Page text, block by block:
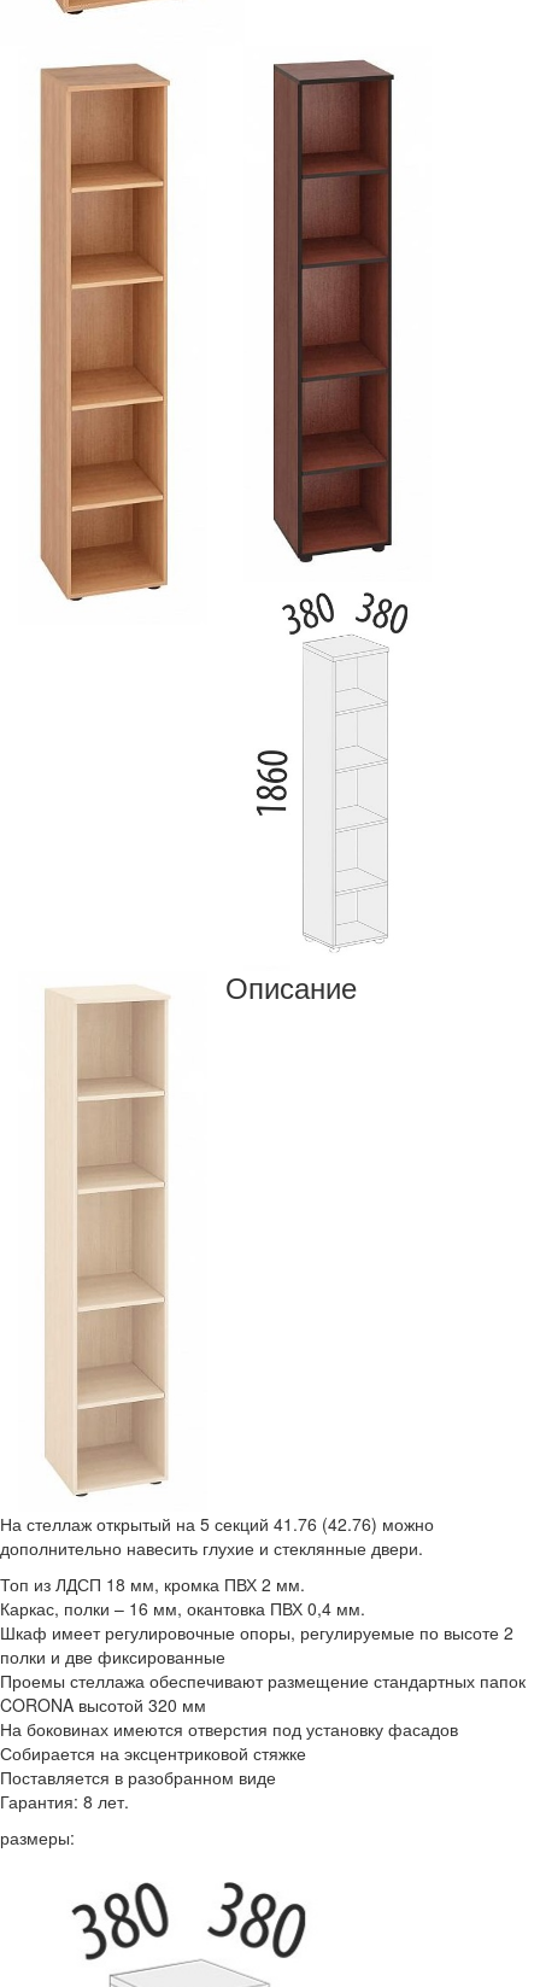
Описание
На стеллаж открытый на 5 секций 41.76 (42.76) можно
дополнительно навесить глухие и стеклянные двери.
Топ из ЛДСП 18 мм, кромка ПВХ 2 мм.
Каркас, полки – 16 мм, окантовка ПВХ 0,4 мм.
Шкаф имеет регулировочные опоры, регулируемые по высоте 2
полки и две фиксированные
Проемы стеллажа обеспечивают размещение стандартных папок
CORONA высотой 320 мм
На боковинах имеются отверстия под установку фасадов
Собирается на эксцентриковой стяжке
Поставляется в разобранном виде
Гарантия: 8 лет.
размеры: